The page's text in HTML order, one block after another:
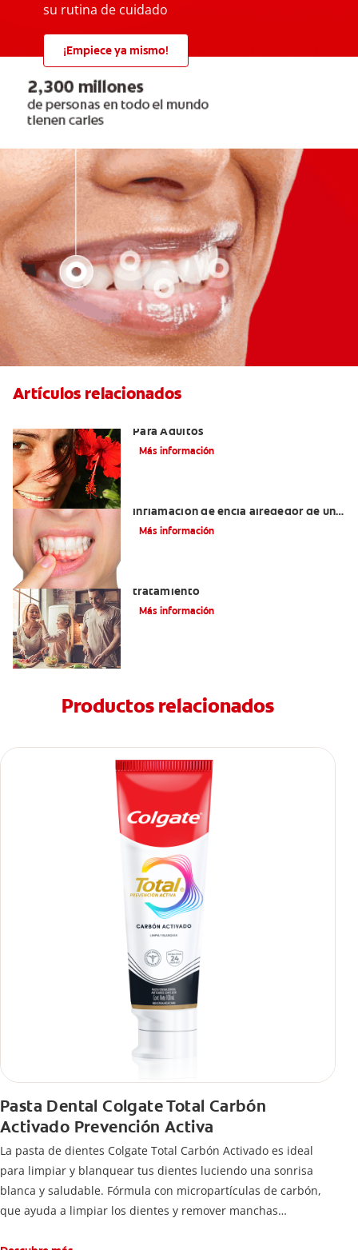
su rutina de cuidado
¡Empiece ya mismo!
Artículos relacionados
Para Adultos
Más información
inflamación de encía alrededor de un
diente?
Más información
tratamiento
Más información
Productos relacionados
Pasta Dental Colgate Total Carbón
Activado Prevención Activa
La pasta de dientes Colgate Total Carbón Activado es ideal
para limpiar y blanquear tus dientes luciendo una sonrisa
blanca y saludable. Fórmula con micropartículas de carbón,
que ayuda a limpiar los dientes y remover manchas